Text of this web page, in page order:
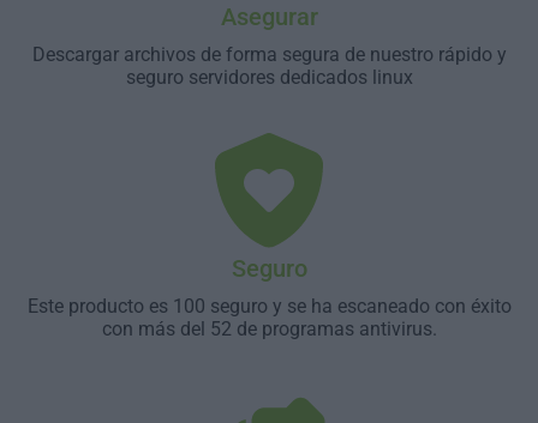
Asegurar
Descargar archivos de forma segura de nuestro rápido y
seguro servidores dedicados linux
Seguro
Este producto es 100 seguro y se ha escaneado con éxito
con más del 52 de programas antivirus.